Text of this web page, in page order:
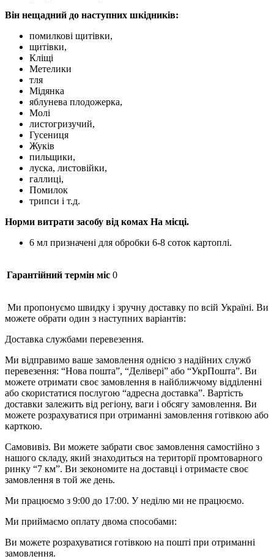
Він нещадний до наступних шкідників:
помилкові щитівки,
щитівки,
Кліщі
Метелики
тля
Мідянка
яблунева плодожерка,
Молі
листогризучий,
Гусениця
Жуків
пильщики,
луска, листовійки,
галлиці,
Помилок
трипси і т.д.
Норми витрати засобу від комах На місці.
6 мл призначені для обробки 6-8 соток картоплі.
Гарантійний термін міс 0
Ми пропонуємо швидку і зручну доставку по всій Україні. Ви
можете обрати один з наступних варіантів:
Доставка службами перевезення.
Ми відправимо ваше замовлення однією з надійних служб
перевезення: “Нова пошта”, “Делівері” або “УкрПошта”. Ви
можете отримати своє замовлення в найближчому відділенні
або скористатися послугою “адресна доставка”. Вартість
доставки залежить від регіону, ваги і обсягу замовлення. Ви
можете розрахуватися при отриманні замовлення готівкою або
карткою.
Самовивіз. Ви можете забрати своє замовлення самостійно з
нашого складу, який знаходиться на території промтоварного
ринку “7 км”. Ви зекономите на доставці і отримаєте своє
замовлення в той же день.
Ми працюємо з 9:00 до 17:00. У неділю ми не працюємо.
Ми приймаємо оплату двома способами:
Ви можете розрахуватися готівкою на пошті при отриманні
замовлення.